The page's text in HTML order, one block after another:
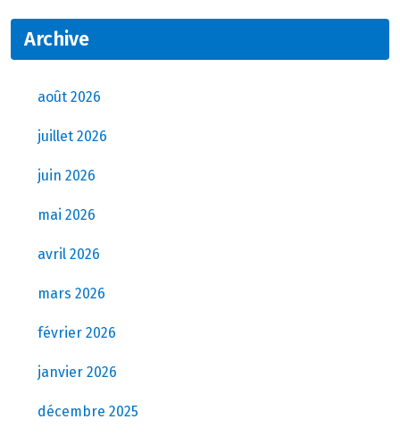
Archive
août 2026
juillet 2026
juin 2026
mai 2026
avril 2026
mars 2026
février 2026
janvier 2026
décembre 2025